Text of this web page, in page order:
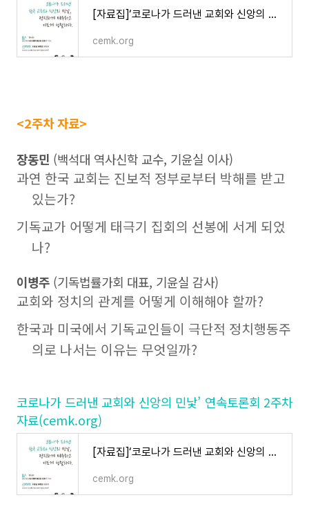
[자료집]‘코로나가 드러낸 교회와 신앙의 민낯’ 연속토론회 4주차
cemk.org
<2주차 자료>
장동민 (백석대 역사신학 교수, 기윤실 이사)
과연 한국 교회는 진보적 정부로부터 박해를 받고
있는가?
기독교가 어떻게 태극기 집회의 선봉에 서게 되었
나?
이병주 (기독법률가회 대표, 기윤실 감사)
교회와 정치의 관계를 어떻게 이해해야 할까?
한국과 미국에서 기독교인들이 극단적 정치행동주
의로 나서는 이유는 무엇일까?
코로나가 드러낸 교회와 신앙의 민낯’ 연속토론회 2주차
자료(cemk.org)
[자료집]‘코로나가 드러낸 교회와 신앙의 민낯’ 연속토론회 4주차
cemk.org